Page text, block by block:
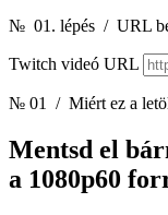
№ 01. lépés / URL
Twitch videó URL
№ 01 / Miért ez a
Mentsd el
a 1080p60